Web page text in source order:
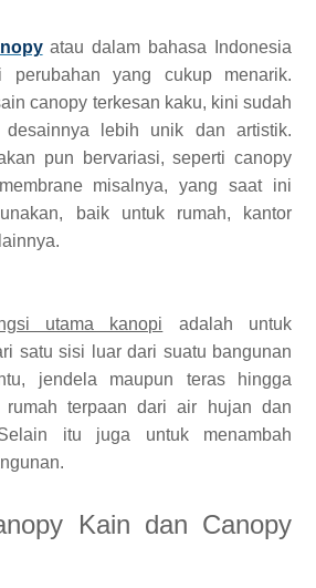
atau dalam bahasa Indonesia
perubahan yang cukup menarik.
canopy terkesan kaku, kini sudah
lebih unik dan artistik.
pun bervariasi, seperti canopy
misalnya, yang saat ini
baik untuk rumah, kantor
utama kanopi adalah untuk
satu sisi luar dari suatu bangunan
jendela maupun teras hingga
rumah terpaan dari air hujan dan
itu juga untuk menambah
Kain dan Canopy